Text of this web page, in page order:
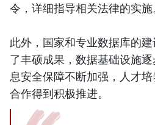
令，详细指导相关法律的实施
此外，国家和专业数据库的
了丰硕成果，数据基础设施
息安全保障不断加强，人才
合作得到积极推进。